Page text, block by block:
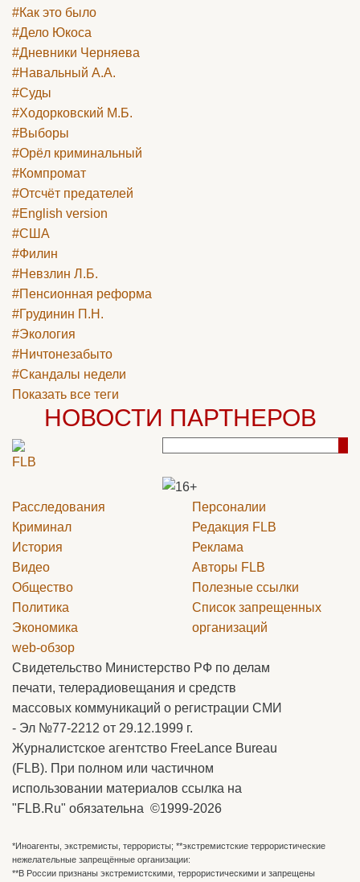
#Как это было
#Дело Юкоса
#Дневники Черняева
#Навальный А.А.
#Суды
#Ходорковский М.Б.
#Выборы
#Орёл криминальный
#Компромат
#Отсчёт предателей
#English version
#США
#Филин
#Невзлин Л.Б.
#Пенсионная реформа
#Грудинин П.Н.
#Экология
#Ничтонезабыто
#Скандалы недели
Показать все теги
НОВОСТИ ПАРТНЕРОВ
Расследования
Криминал
История
Видео
Общество
Политика
Экономика
web-обзор
Персоналии
Редакция FLB
Реклама
Авторы FLB
Полезные ссылки
Список запрещенных
организаций
Свидетельство Министерство РФ по делам
печати, телерадиовещания и средств
массовых коммуникаций о регистрации СМИ
- Эл №77-2212 от 29.12.1999 г.
Журналистское агентство FreeLance Bureau
(FLB). При полном или частичном
использовании материалов ссылка на
"FLB.Ru" обязательна ©1999-2026
*Иноагенты, экстремисты, террористы; **экстремистские террористические
нежелательные запрещённые организации:
**В России признаны экстремистскими, террористическими и запрещены